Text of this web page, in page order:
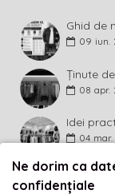
09 iun.
Ținute
08 apr.
04 mar.
Ne dorim ca
confidențiale